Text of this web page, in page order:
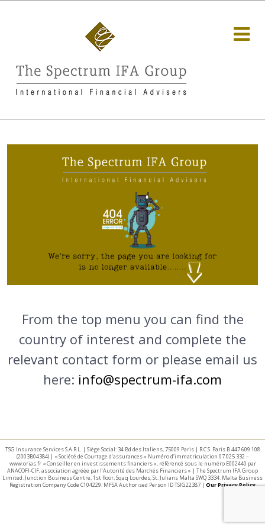
From the top menu you can find the
country of interest and complete the
relevant contact form or please email us
here: info@spectrum-ifa.com
TSG Insurance Services S.A.R.L. | Siège Social: 34 Bd des Italiens, 75009 Paris | R.C.S. Paris B 447 609 108
(2003B04384) | « Société de Courtage d’assurances » Numéro d’immatriculation 07 025 332 –
www.orias.fr « Conseiller en investissements financiers », référencé sous le numéro E002440 par
ANACOFI-CIF, association agréée par l’Autorité des Marchés Financiers » | The Spectrum IFA Group
Limited. Junction Business Centre, 1st floor, Sqaq Lourdes, St. Julians Malta SWQ 3334. Malta Business
Registration Company Code C104229. MFSA Authorised Person ID TSIG22387 | Our Privacy Policy